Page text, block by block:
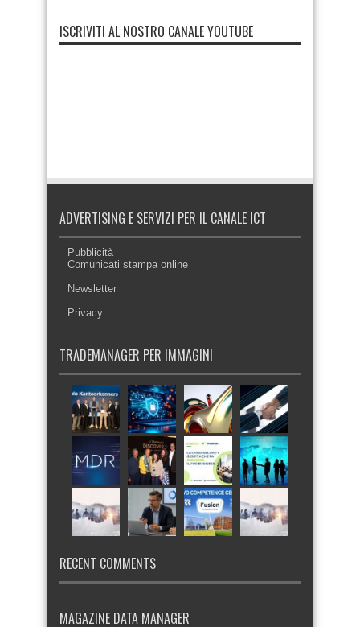
ISCRIVITI AL NOSTRO CANALE YOUTUBE
ADVERTISING E SERVIZI PER IL CANALE ICT
Pubblicità
Comunicati stampa online
Newsletter
Privacy
TRADEMANAGER PER IMMAGINI
RECENT COMMENTS
MAGAZINE DATA MANAGER